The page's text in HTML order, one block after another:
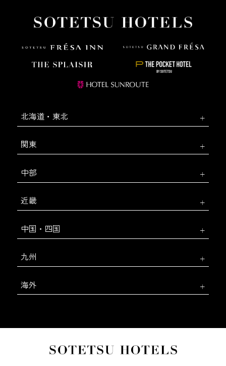
北海道・東北
関東
中部
近畿
中国・四国
九州
海外